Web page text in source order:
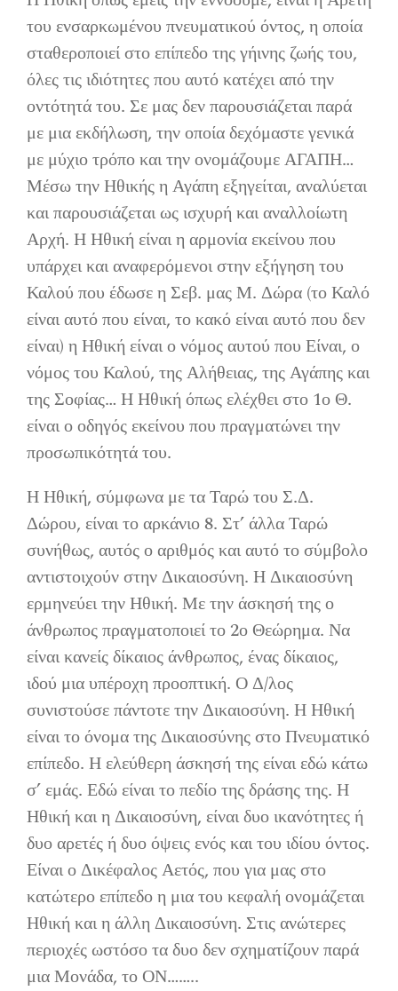
του ενσαρκωμένου πνευματικού όντος, η οποία
σταθεροποιεί στο επίπεδο της γήινης ζωής του,
όλες τις ιδιότητες που αυτό κατέχει από την
οντότητά του. Σε μας δεν παρουσιάζεται παρά
με μια εκδήλωση, την οποία δεχόμαστε γενικά
με μύχιο τρόπο και την ονομάζουμε ΑΓΑΠΗ…
Μέσω την Ηθικής η Αγάπη εξηγείται, αναλύεται
και παρουσιάζεται ως ισχυρή και αναλλοίωτη
Αρχή. Η Ηθική είναι η αρμονία εκείνου που
υπάρχει και αναφερόμενοι στην εξήγηση του
Καλού που έδωσε η Σεβ. μας Μ. Δώρα (το Καλό
είναι αυτό που είναι, το κακό είναι αυτό που δεν
είναι) η Ηθική είναι ο νόμος αυτού που Είναι, ο
νόμος του Καλού, της Αλήθειας, της Αγάπης και
της Σοφίας… Η Ηθική όπως ελέχθει στο 1ο Θ.
είναι ο οδηγός εκείνου που πραγματώνει την
προσωπικότητά του.
Η Ηθική, σύμφωνα με τα Ταρώ του Σ.Δ.
Δώρου, είναι το αρκάνιο 8. Στ’ άλλα Ταρώ
συνήθως, αυτός ο αριθμός και αυτό το σύμβολο
αντιστοιχούν στην Δικαιοσύνη. Η Δικαιοσύνη
ερμηνεύει την Ηθική. Με την άσκησή της ο
άνθρωπος πραγματοποιεί το 2ο Θεώρημα. Να
είναι κανείς δίκαιος άνθρωπος, ένας δίκαιος,
ιδού μια υπέροχη προοπτική. Ο Δ/λος
συνιστούσε πάντοτε την Δικαιοσύνη. Η Ηθική
είναι το όνομα της Δικαιοσύνης στο Πνευματικό
επίπεδο. Η ελεύθερη άσκησή της είναι εδώ κάτω
σ’ εμάς. Εδώ είναι το πεδίο της δράσης της. Η
Ηθική και η Δικαιοσύνη, είναι δυο ικανότητες ή
δυο αρετές ή δυο όψεις ενός και του ιδίου όντος.
Είναι ο Δικέφαλος Αετός, που για μας στο
κατώτερο επίπεδο η μια του κεφαλή ονομάζεται
Ηθική και η άλλη Δικαιοσύνη. Στις ανώτερες
περιοχές ωστόσο τα δυο δεν σχηματίζουν παρά
μια Μονάδα, το ΟΝ……..